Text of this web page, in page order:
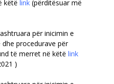
këtë link (përditësuar më
për inicimin e
procedurave për
të merret në këtë link
)